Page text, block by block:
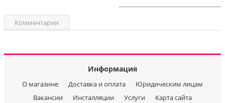
Комментарии
Информация
О магазине Доставка и оплата
Юридическим лицам
Вакансии
Инсталляции Услуги
Карта сайта